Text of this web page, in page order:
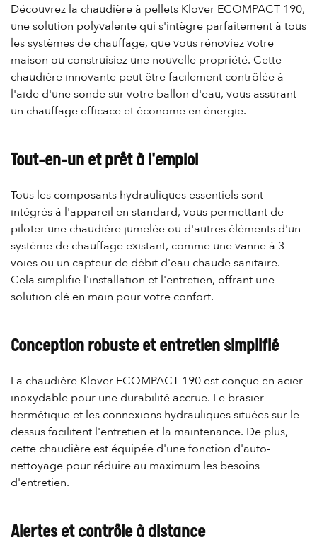
Découvrez la chaudière à pellets Klover ECOMPACT 190,
une solution polyvalente qui s'intègre parfaitement à tous
les systèmes de chauffage, que vous rénoviez votre
maison ou construisiez une nouvelle propriété. Cette
chaudière innovante peut être facilement contrôlée à
l'aide d'une sonde sur votre ballon d'eau, vous assurant
un chauffage efficace et économe en énergie.
Tout-en-un et prêt à l'emploi
Tous les composants hydrauliques essentiels sont
intégrés à l'appareil en standard, vous permettant de
piloter une chaudière jumelée ou d'autres éléments d'un
système de chauffage existant, comme une vanne à 3
voies ou un capteur de débit d'eau chaude sanitaire.
Cela simplifie l'installation et l'entretien, offrant une
solution clé en main pour votre confort.
Conception robuste et entretien simplifié
La chaudière Klover ECOMPACT 190 est conçue en acier
inoxydable pour une durabilité accrue. Le brasier
hermétique et les connexions hydrauliques situées sur le
dessus facilitent l'entretien et la maintenance. De plus,
cette chaudière est équipée d'une fonction d'auto-
nettoyage pour réduire au maximum les besoins
d'entretien.
Alertes et contrôle à distance